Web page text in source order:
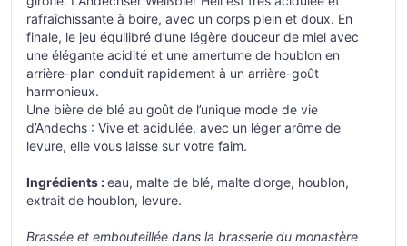
rafraîchissante à boire, avec un corps plein et doux. En
finale, le jeu équilibré d’une légère douceur de miel avec
une élégante acidité et une amertume de houblon en
arrière-plan conduit rapidement à un arrière-goût
harmonieux.
Une bière de blé au goût de l’unique mode de vie
d’Andechs : Vive et acidulée, avec un léger arôme de
levure, elle vous laisse sur votre faim.
Ingrédients :eau, malte de blé, malte d’orge, houblon,
extrait de houblon, levure.
Brassée et embouteillée dans la brasserie du monastère